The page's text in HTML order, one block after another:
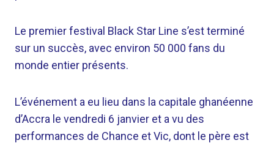
Le premier festival Black Star Line s’est terminé
sur un succès, avec environ 50 000 fans du
monde entier présents.
L’événement a eu lieu dans la capitale ghanéenne
d’Accra le vendredi 6 janvier et a vu des
performances de Chance et Vic, dont le père est